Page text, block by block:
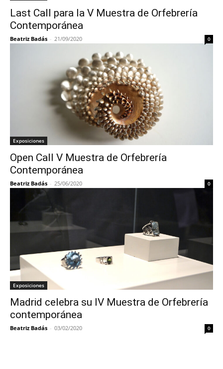
Last Call para la V Muestra de Orfebrería
Contemporánea
Beatriz Badás - 21/09/2020 0
Exposiciones
Open Call V Muestra de Orfebrería
Contemporánea
Beatriz Badás - 25/06/2020 0
Exposiciones
Madrid celebra su IV Muestra de Orfebrería
contemporánea
Beatriz Badás - 03/02/2020 0